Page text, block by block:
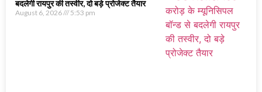
बदलेगी रायपुर की तस्वीर, दो बड़े प्रोजेक्ट तैयार
August 6, 2026 5:53 pm